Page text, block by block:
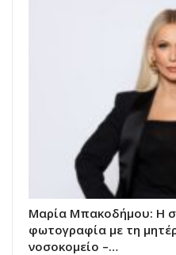
Μαρία Μπακοδήμου: H
φωτογραφία με τη
νοσοκομείο –…